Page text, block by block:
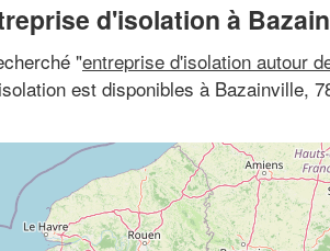
d'isolation à
"entreprise d'isolation autour
est disponibles à Bazainville,